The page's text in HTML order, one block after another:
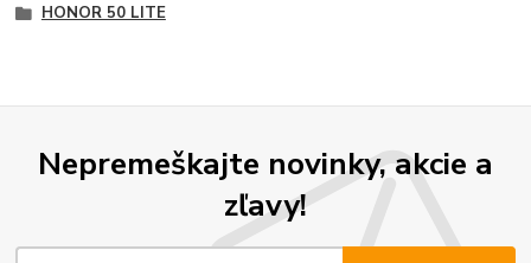
HONOR 50 LITE
Nepremeškajte novinky, akcie a
zľavy!